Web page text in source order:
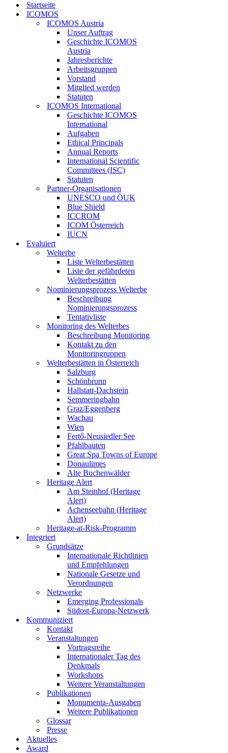
Startseite
ICOMOS
ICOMOS Austria
Unser Auftrag
Geschichte ICOMOS
Austria
Jahresberichte
Arbeitsgruppen
Vorstand
Mitglied werden
Statuten
ICOMOS International
Geschichte ICOMOS
International
Aufgaben
Ethical Principals
Annual Reports
International Scientific
Committees (ISC)
Statuten
Partner-Organisationen
UNESCO und ÖUK
Blue Shield
ICCROM
ICOM Österreich
IUCN
Evaluiert
Welterbe
Liste Welterbestätten
Liste der gefährdeten
Welterbestätten
Nominierungsprozess Welterbe
Beschreibung
Nominierungsprozess
Tentativliste
Monitoring des Welterbes
Beschreibung Monitoring
Kontakt zu den
Monitoringruppen
Welterbestätten in Österreich
Salzburg
Schönbrunn
Hallstatt-Dachstein
Semmeringbahn
Graz/Eggenberg
Wachau
Wien
Fertő-Neusiedler See
Pfahlbauten
Great Spa Towns of Europe
Donaulimes
Alte Buchenwälder
Heritage Alert
Am Steinhof (Heritage
Alert)
Achenseebahn (Heritage
Alert)
Heritage-at-Risk-Programm
Integriert
Grundsätze
Internationale Richtlinien
und Empfehlungen
Nationale Gesetze und
Verordnungen
Netzwerke
Emerging Professionals
Südost-Europa-Netzwerk
Kommuniziert
Kontakt
Veranstaltungen
Vortragsreihe
Internationaler Tag des
Denkmals
Workshops
Weitere Veranstaltungen
Publikationen
Monumenta-Ausgaben
Weitere Publikationen
Glossar
Presse
Aktuelles
Award